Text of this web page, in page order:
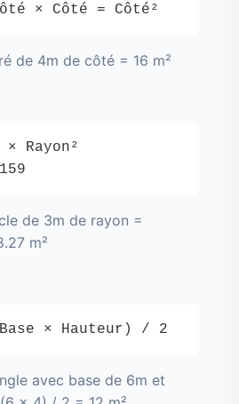
× Côté = Côté²
de 4m de côté = 16 m²
Rayon²
de 3m de rayon =
m²
× Hauteur) / 2
avec base de 6m et